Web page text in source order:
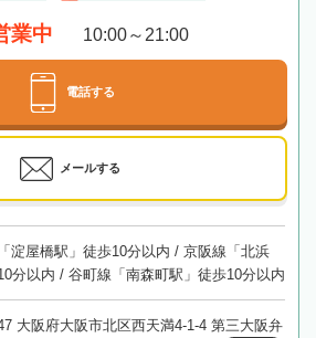
業中 10:00～21:00
電話する
メールする
淀屋橋駅」徒歩10分以内 / 京阪線「北浜
分以内 / 谷町線「南森町駅」徒歩10分以内
大阪府大阪市北区西天満4-1-4 第三大阪弁